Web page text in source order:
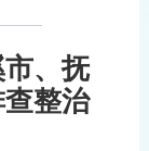
、抚
整治